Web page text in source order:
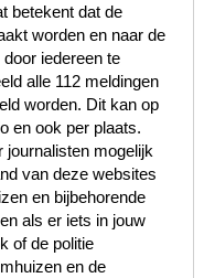
betekent dat de
worden en naar de
iedereen te
alle 112 meldingen
worden. Dit kan op
en ook per plaats.
journalisten mogelijk
van deze websites
en bijbehorende
als er iets in jouw
of de politie
en de